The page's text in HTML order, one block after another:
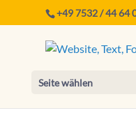
+49 7532 / 44 64
Seite wählen